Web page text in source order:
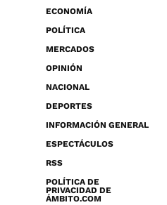
ECONOMÍA
POLÍTICA
MERCADOS
OPINIÓN
NACIONAL
DEPORTES
INFORMACIÓN GENERAL
ESPECTÁCULOS
RSS
POLÍTICA DE
PRIVACIDAD DE
ÁMBITO.COM